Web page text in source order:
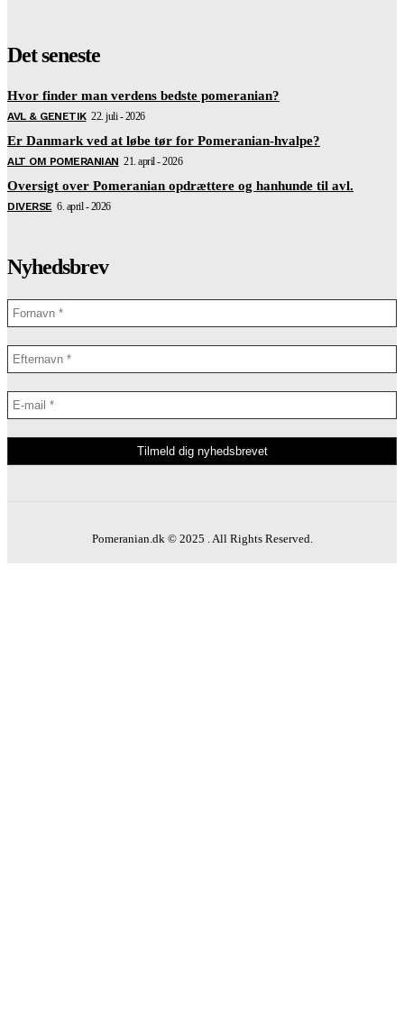
Det seneste
Hvor finder man verdens bedste pomeranian?
AVL & GENETIK 22. juli - 2026
Er Danmark ved at løbe tør for Pomeranian-hvalpe?
ALT OM POMERANIAN 21. april - 2026
Oversigt over Pomeranian opdrættere og hanhunde til avl.
DIVERSE 6. april - 2026
Nyhedsbrev
Pomeranian.dk © 2025 . All Rights Reserved.